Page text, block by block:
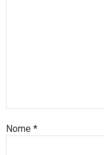
Nome *